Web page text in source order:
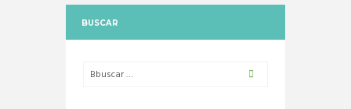
BUSCAR